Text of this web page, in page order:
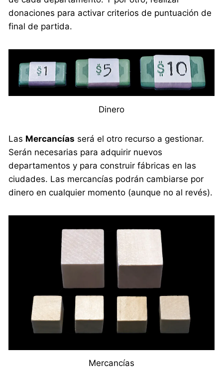
donaciones para activar criterios de puntuación de
final de partida.
Dinero
Las Mercancías será el otro recurso a gestionar.
Serán necesarias para adquirir nuevos
departamentos y para construir fábricas en las
ciudades. Las mercancías podrán cambiarse por
dinero en cualquier momento (aunque no al revés).
Mercancías